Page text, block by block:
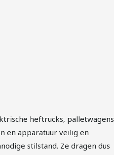
heftrucks, palletwagens
en apparatuur veilig en
stilstand. Ze dragen dus